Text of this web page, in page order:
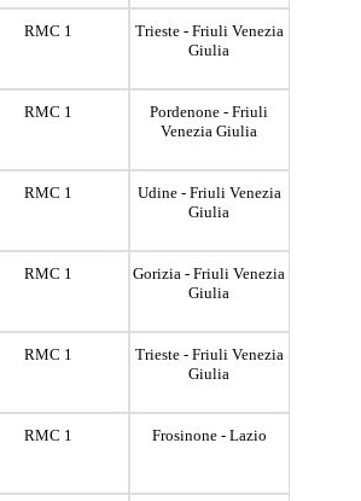
RMC 1
Trieste - Friuli Venezia
Giulia
RMC 1
Pordenone - Friuli
Venezia Giulia
RMC 1
Udine - Friuli Venezia
Giulia
RMC 1
Gorizia - Friuli Venezia
Giulia
RMC 1
Trieste - Friuli Venezia
Giulia
RMC 1 Frosinone - Lazio